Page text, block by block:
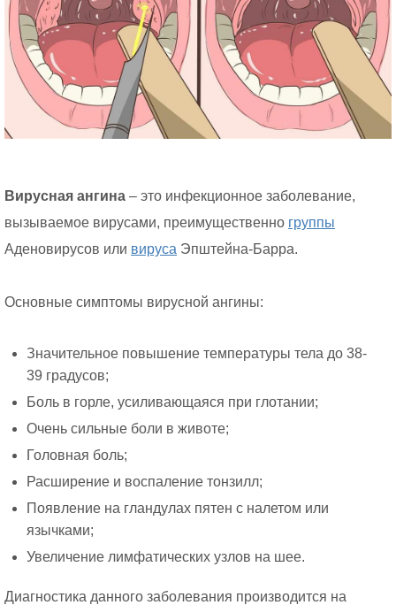
Вирусная ангина – это инфекционное заболевание,
вызываемое вирусами, преимущественно группы
Аденовирусов или вируса Эпштейна-Барра.
Основные симптомы вирусной ангины:
Значительное повышение температуры тела до 38-
39 градусов;
Боль в горле, усиливающаяся при глотании;
Очень сильные боли в животе;
Головная боль;
Расширение и воспаление тонзилл;
Появление на гландулах пятен с налетом или
язычками;
Увеличение лимфатических узлов на шее.
Диагностика данного заболевания производится на